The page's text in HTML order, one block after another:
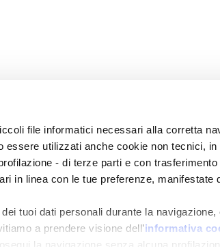
file informatici necessari alla corretta
essere utilizzati anche cookie non tecnici, in
- di terze parti e con
in linea con le tue preferenze, manifestate
tuoi dati personali durante la
a prendere visione dell’informativa